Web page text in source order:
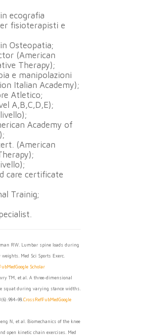
ecografia
fisioterapisti e
Osteopatia;
(American
Therapy);
e manipolazioni
Italian Academy);
Atletico;
A,B,C,D,E);
Academy of
(American
care certificate
Trainig;
RW. Lumbar spine loads during
Med Sci Sports Exerc.
Google Scholar
TM, et al. A three-dimensional
squat during varying stance widths.
CrossRefPubMedGoogle
N, et al. Biomechanics of the knee
open kinetic chain exercises. Med